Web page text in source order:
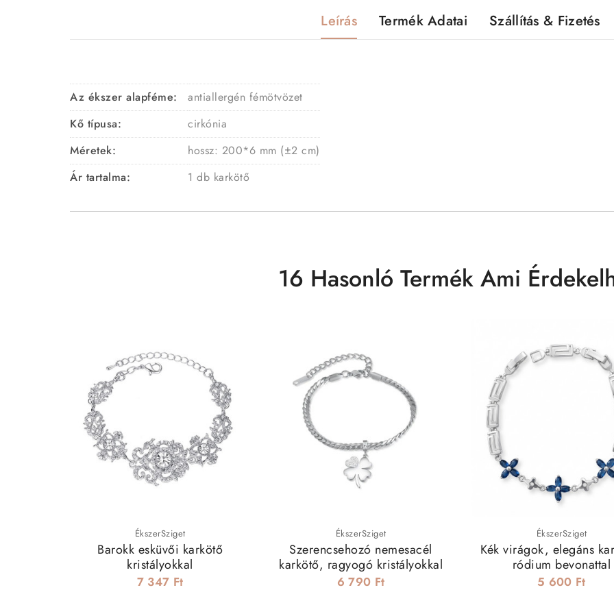
Leírás Termék Adatai Szállítás & Fizetés
Az ékszer alapféme:
antiallergén fémötvözet
Kő típusa:
cirkónia
Méretek:
hossz: 200*6 mm (±2 cm)
Ár tartalma:
1 db karkötő
16 Hasonló Termék Ami
ÉkszerSziget
Barokk esküvői karkötő
kristályokkal
7 347 Ft
ÉkszerSziget
Szerencsehozó nemesacél
karkötő, ragyogó kristályokkal
6 790 Ft
ÉkszerSziget
Kék virágok, elegáns
ródium bevonattal
5 600 Ft